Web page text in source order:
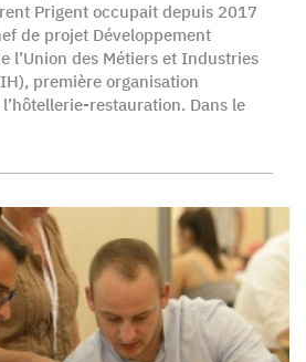
Prigent occupait depuis 2017
de projet Développement
l’Union des Métiers et Industries
première organisation
restauration. Dans le